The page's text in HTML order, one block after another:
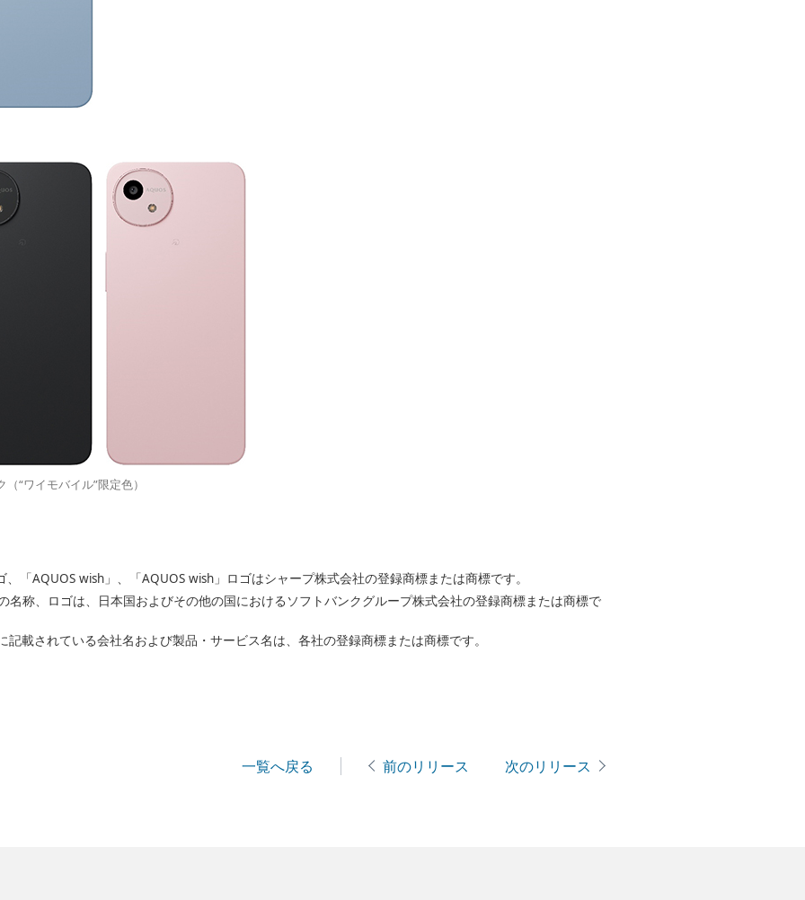
“ワイモバイル”限定色）
、「AQUOS wish」、「AQUOS wish」ロゴはシャープ株式会社の登録商標または商標です。
名称、ロゴは、日本国およびその他の国におけるソフトバンクグループ株式会社の登録商標または商標で
記載されている会社名および製品・サービス名は、各社の登録商標または商標です。
一覧へ戻る 前のリリース 次のリリース